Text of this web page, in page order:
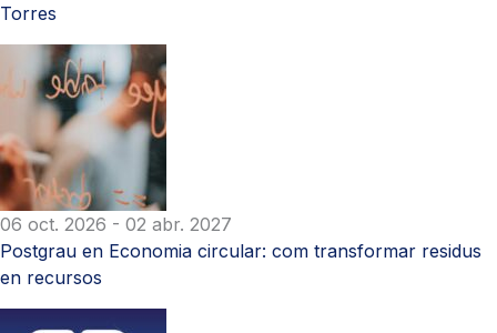
Torres
06 oct. 2026 - 02 abr. 2027
Postgrau en Economia circular: com transformar residus
en recursos